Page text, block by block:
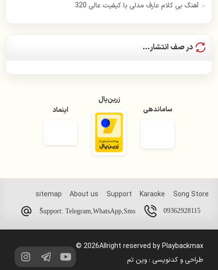
سالار عقیلی
شهره صولتی
عارف
آهنگ بی کلام عارف مدلی با کیفیت عالی 320
در صف انتشار...
ساماندهی
زرین‌پال
اینماد
Song Store
Karaoke
Support
About us
sitemap
09362928115 ُSupport: Telegram,WhatsApp,Sms
2026Allright reserved by Playbackmax ©
طراحی و کدنویسی : وین تم